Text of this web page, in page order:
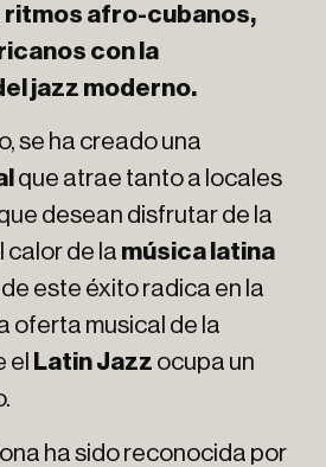
ritmos afro-cubanos,
con la
jazz moderno.
se ha creado una
que atrae tanto a locales
desean disfrutar de la
calor de la música latina
este éxito radica en la
oferta musical de la
el Latin Jazz ocupa un
ha sido reconocida por